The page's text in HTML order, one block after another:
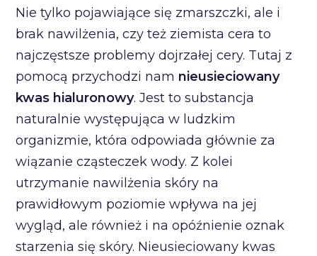
Nie tylko pojawiające się zmarszczki, ale i
brak nawilżenia, czy też ziemista cera to
najczęstsze problemy dojrzałej cery. Tutaj z
pomocą przychodzi nam nieusieciowany
kwas hialuronowy. Jest to substancja
naturalnie występująca w ludzkim
organizmie, która odpowiada głównie za
wiązanie cząsteczek wody. Z kolei
utrzymanie nawilżenia skóry na
prawidłowym poziomie wpływa na jej
wygląd, ale również i na opóźnienie oznak
starzenia się skóry. Nieusieciowany kwas